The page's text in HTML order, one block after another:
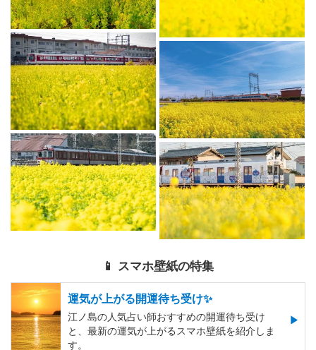
📱 スマホ壁紙の特集
運気が上がる開運待ち受け✨
江ノ島の人気占い師おすすめの開運待ち受け
と、最新の運気が上がるスマホ壁紙を紹介しま
す。